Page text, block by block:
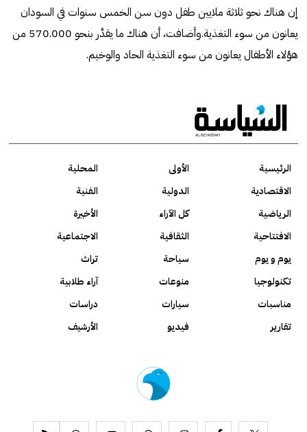
إن هناك نحو ثلاثة ملايين طفل دون سن الخمس سنوات في السودان
يعانون من سوء التغذية.وأضافت، أن هناك ما يقدَّر بنحو 570.000 من
هؤلاء الأطفال يعانون من سوء التغذية الحاد والوخيم.
الرئيسية الأولى
المحلية
الاقتصادية
الدولية
الفنية
الرياضية
كل الآراء
الأخيرة
الافتتاحية
الثقافية
الاجتماعية
يوم و يوم
سياحة
تراث
تكنولوجيا
منوعات
آراء طلابية
مناسبات
سيارات
دراسات
تقارير
فيديو الأرشيف